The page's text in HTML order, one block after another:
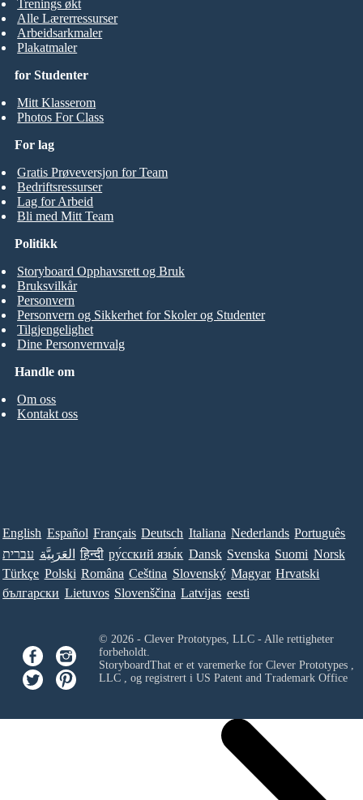
for Studenter
Mitt Klasserom
Photos For Class
Trenings økt
Alle Lærerressurser
Arbeidsarkmaler
Plakatmaler
For lag
Gratis Prøveversjon for Team
Bedriftsressurser
Lag for Arbeid
Bli med Mitt Team
Handle om
Om oss
Kontakt oss
Politikk
Storyboard Opphavsrett og Bruk
Bruksvilkår
Personvern
Personvern og Sikkerhet for Skoler og Studenter
Tilgjengelighet
Dine Personvernvalg
English Español Français Deutsch Italiana Nederlands Português
עברית العَرَبِيَّة हिन्दी ру́сский язы́к Dansk Svenska Suomi Norsk
Türkçe Polski Româna Ceština Slovenský Magyar Hrvatski
български Lietuvos Slovenščina Latvijas eesti
© 2026 - Clever Prototypes, LLC - Alle rettigheter
forbeholdt.
StoryboardThat er et varemerke for Clever Prototypes ,
LLC, og registrert i US Patent and Trademark Office